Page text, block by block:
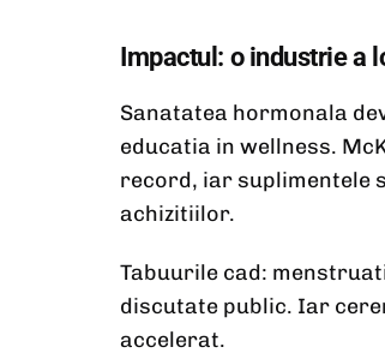
Impactul: o industrie a
Sanatatea hormonala
educatia in wellness.
record, iar suplimentele
achizitiilor.
Tabuurile cad:
discutate public. Iar
accelerat.